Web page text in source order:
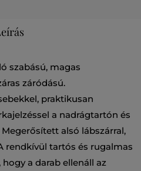
szabású, magas
záródású.
praktikusan
a nadrágtartón és
alsó lábszárral,
rendkívül tartós és rugalmas
a darab ellenáll az